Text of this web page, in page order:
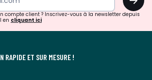
compte client ? Inscrivez-vous à la newsletter depuis
en cliquant ici
RAPIDE ET SUR MESURE !